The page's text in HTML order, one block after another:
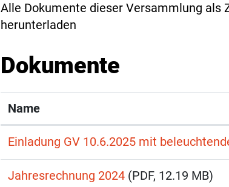
Alle Dokumente dieser Versammlung als
herunterladen
Dokumente
Name
Einladung GV 10.6.2025 mit
Jahresrechnung 2024 (PDF, 12.19 MB)